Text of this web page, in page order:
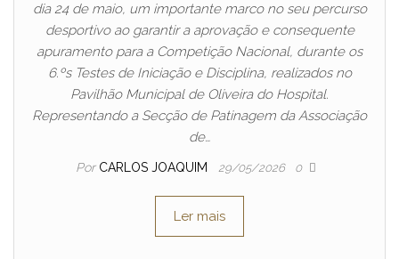
dia 24 de maio, um importante marco no seu percurso
desportivo ao garantir a aprovação e consequente
apuramento para a Competição Nacional, durante os
6.ºs Testes de Iniciação e Disciplina, realizados no
Pavilhão Municipal de Oliveira do Hospital.
Representando a Secção de Patinagem da Associação
de…
Por CARLOS JOAQUIM 29/05/2026 0
Ler mais